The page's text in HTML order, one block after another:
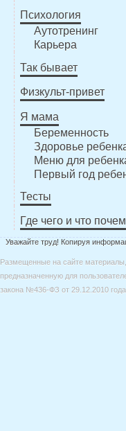
Психология
Аутотренинг
Карьера
Так бывает
Физкульт-привет
Я мама
Беременность
Здоровье
Меню для
Первый год
Тесты
Где чего и что почем
Уважайте труд! Копируя
Размещенные на сайте
предназначенную для
закона №436-ФЗ от 29.12.2010